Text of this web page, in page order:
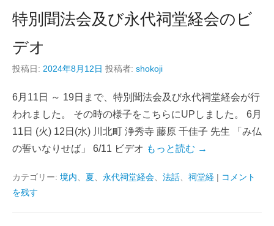
特別聞法会及び永代祠堂経会のビ
デオ
投稿日: 2024年8月12日 投稿者: shokoji
6月11日 ～ 19日まで、特別聞法会及び永代祠堂経会が行
われました。 その時の様子をこちらにUPしました。 6月
11日 (火) 12日(水) 川北町 浄秀寺 藤原 千佳子 先生 「み仏
の誓いなりせば」 6/11 ビデオ もっと読む →
カテゴリー: 境内 夏 永代祠堂経会 法話 祠堂経 | コメント
を残す